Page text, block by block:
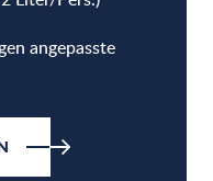
angepasste